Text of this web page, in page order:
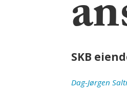
SKB
Dag-Jørgen